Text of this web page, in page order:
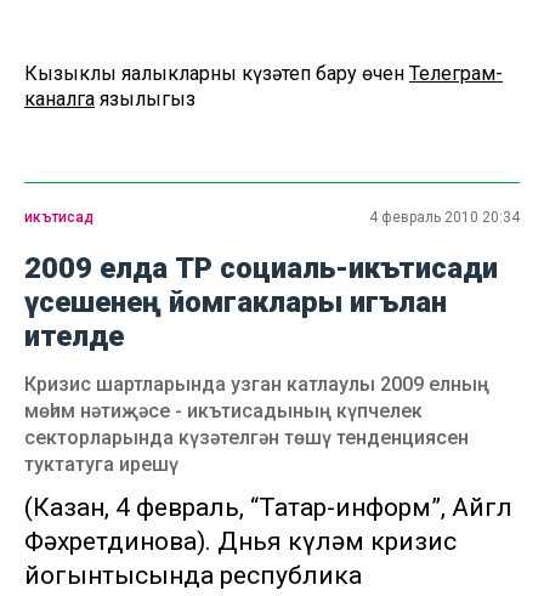
Кызыклы яңалыкларны күзәтеп бару өчен Телеграм-
каналга язылыгыз
икътисад 4 февраль 2010 20:34
2009 елда ТР социаль-икътисади
үсешенең йомгаклары игълан
ителде
Кризис шартларында узган катлаулы 2009 елның
мөһим нәтиҗәсе - икътисадының күпчелек
секторларында күзәтелгән төшү тенденциясен
туктатуга ирешү
(Казан, 4 февраль, “Татар-информ”, Айгөл
Фәхретдинова). Дөнья күләм кризис
йогынтысында республика